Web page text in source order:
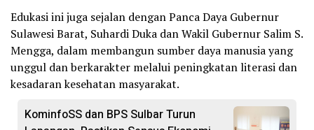
Edukasi ini juga sejalan dengan Panca Daya Gubernur
Sulawesi Barat, Suhardi Duka dan Wakil Gubernur Salim S.
Mengga, dalam membangun sumber daya manusia yang
unggul dan berkarakter melalui peningkatan literasi dan
kesadaran kesehatan masyarakat.
KominfoSS dan BPS Sulbar Turun